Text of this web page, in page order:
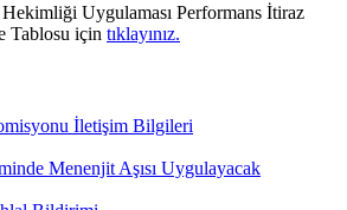
Uygulaması Performans İtiraz
Tablosu için tıklayınız.
İletişim Bilgileri
Menenjit Aşısı Uygulayacak